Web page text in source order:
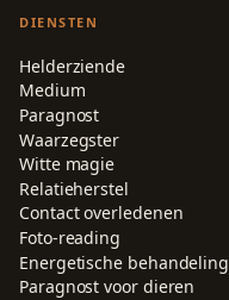
DIENSTEN
Helderziende
Medium
Paragnost
Waarzegster
Witte magie
Relatieherstel
Contact overledenen
Foto-reading
Energetische behandeling
Paragnost voor dieren